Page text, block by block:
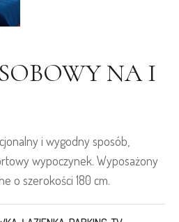
NA I
i wygodny sposób,
wypoczynek. Wyposażony
o szerokości 180 cm.